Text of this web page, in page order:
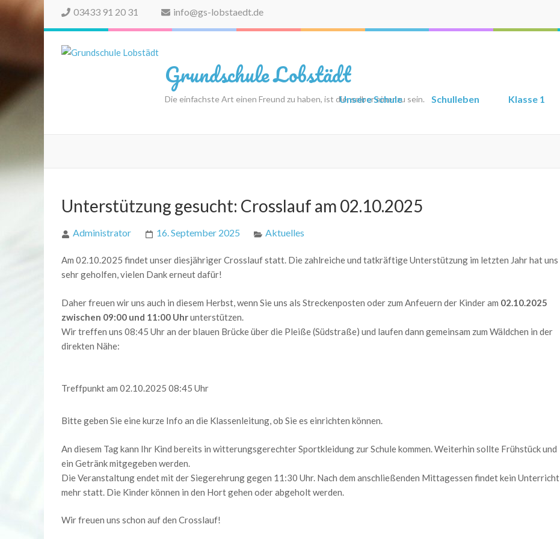
03433 91 20 31 info@gs-lobstaedt.de
Grundschule Lobstädt
Die einfachste Art einen Freund zu haben, ist die, selber einer zu sein.
Unsere Schule Schulleben Klasse 1
Unterstützung gesucht: Crosslauf am 02.10.2025
Administrator 16. September 2025 Aktuelles
Am 02.10.2025 findet unser diesjähriger Crosslauf statt. Die zahlreiche und tatkräftige Unterstützung im letzten Jahr hat uns
sehr geholfen, vielen Dank erneut dafür!
Daher freuen wir uns auch in diesem Herbst, wenn Sie uns als Streckenposten oder zum Anfeuern der Kinder am 02.10.2025
zwischen 09:00 und 11:00 Uhrunterstützen.
Wir treffen uns 08:45 Uhr an der blauen Brücke über die Pleiße (Südstraße) und laufen dann gemeinsam zum Wäldchen in der
direkten Nähe:
Treffpunkt am 02.10.2025 08:45 Uhr
Bitte geben Sie eine kurze Info an die Klassenleitung, ob Sie es einrichten können.
An diesem Tag kann Ihr Kind bereits in witterungsgerechter Sportkleidung zur Schule kommen. Weiterhin sollte Frühstück und
ein Getränk mitgegeben werden.
Die Veranstaltung endet mit der Siegerehrung gegen 11:30 Uhr. Nach dem anschließenden Mittagessen findet kein Unterricht
mehr statt. Die Kinder können in den Hort gehen oder abgeholt werden.
Wir freuen uns schon auf den Crosslauf!